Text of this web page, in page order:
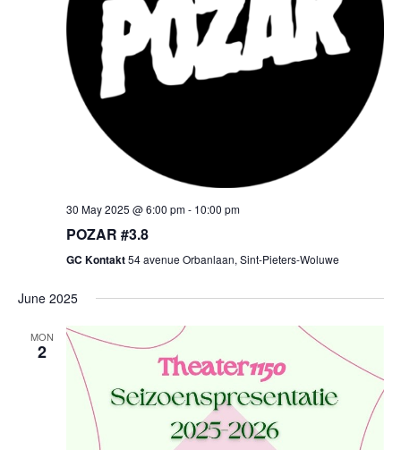
30 May 2025 @ 6:00 pm- 10:00 pm
POZAR #3.8
GC Kontakt54 avenue Orbanlaan, Sint-Pieters-Woluwe
June 2025
MON
2